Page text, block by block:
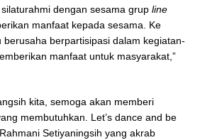
dengan sesama grup line
manfaat kepada sesama. Ke
berusaha berpartisipasi dalam kegiatan-
manfaat untuk masyarakat,”
kita, semoga akan memberi
membutuhkan. Let’s dance and be
Setiyaningsih yang akrab